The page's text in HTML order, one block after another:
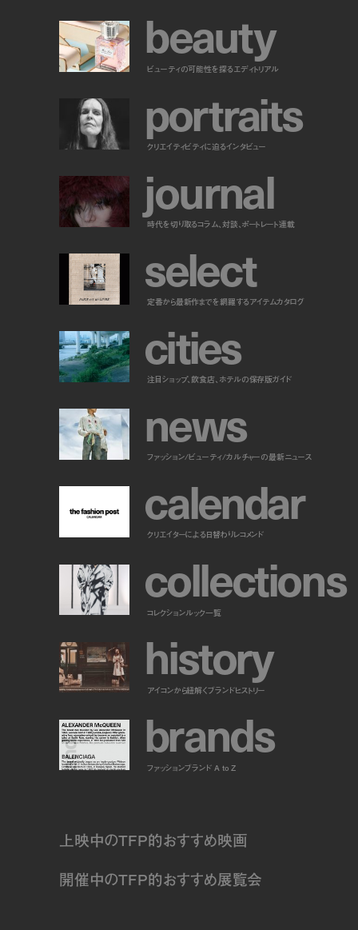
beauty
ビューティの可能性を探るエディトリアル
portraits
クリエイティビティに迫るインタビュー
journal
時代を切り取るコラム、対談、ポートレート連載
select
定番から最新作までを網羅するアイテムカタログ
cities
注目ショップ、飲食店、ホテルの保存版ガイド
news
ファッション/ビューティ/カルチャーの最新ニュース
calendar
クリエイターによる日替わりレコメンド
collections
コレクションルック一覧
history
アイコンから紐解くブランドヒストリー
brands
ファッションブランド A to Z
上映中のTFP的おすすめ映画
開催中のTFP的おすすめ展覧会